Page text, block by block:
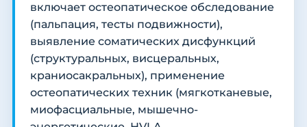
включает остеопатическое обследование
(пальпация, тесты подвижности),
выявление соматических дисфункций
(структуральных, висцеральных,
краниосакральных), применение
остеопатических техник (мягкотканевые,
миофасциальные, мышечно-